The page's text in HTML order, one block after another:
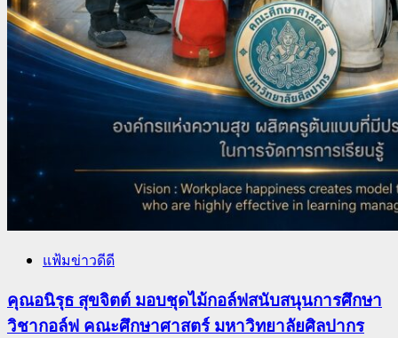
แฟ้มข่าวดีดี
คุณอนิรุธ สุขจิตต์ มอบชุดไม้กอล์ฟสนับสนุนการศึกษา
วิชากอล์ฟ คณะศึกษาศาสตร์ มหาวิทยาลัยศิลปากร